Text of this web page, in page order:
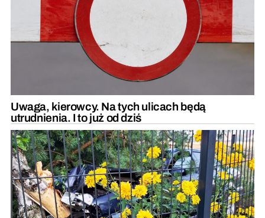
Uwaga, kierowcy. Na tych ulicach będą
utrudnienia. I to już od dziś